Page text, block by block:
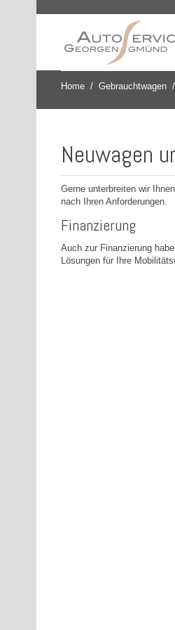
Home Gebrauchtwagen
Neuwagen
Gerne unterbreiten wir
nach Ihren Anforderungen.
Finanzierung
Auch zur Finanzierung
Lösungen für Ihre